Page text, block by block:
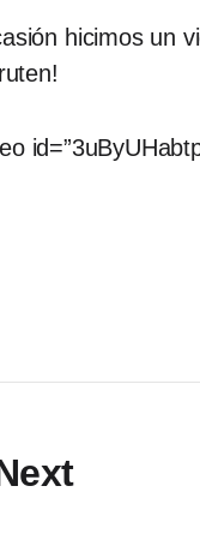
hicimos un